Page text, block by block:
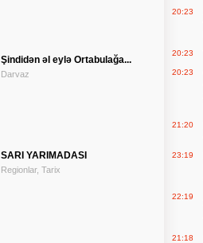
Şindidən əl eylə Ortabulağa...
Darvaz
SARI YARIMADASI
Regionlar, Tarix
20:23
20:23
20:23
21:20
23:19
22:19
21:18